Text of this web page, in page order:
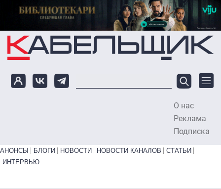
Перейти к основному содержанию
О нас
Реклама
Подписка
Primary links bottom
АНОНСЫ БЛОГИ НОВОСТИ НОВОСТИ КАНАЛОВ
СТАТЬИ
ИНТЕРВЬЮ